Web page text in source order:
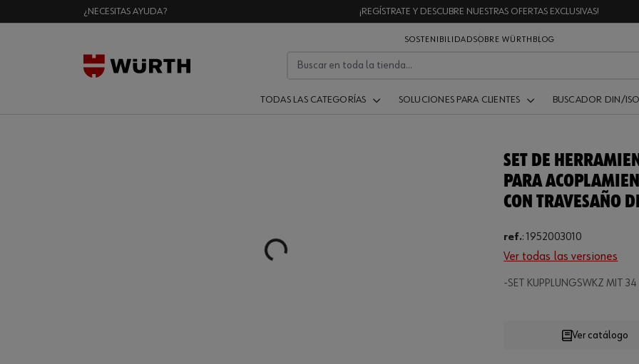
¿NECESITAS AYUDA? ¡REGÍSTRATE Y DESCUBRE NUESTRAS OFERTAS EXCLUSIVAS!
SOSTENIBILIDADSOBRE WÜRTH BLOG
TODAS LAS CATEGORÍAS SOLUCIONES PARA CLIENTES BUSCADOR DIN/ISO
Loading...
SET DE
PARA
CON TRAVESAÑO
ref.:1952003010
Ver todas las versiones
-SET KUPPLUNGSWKZ MIT 34
Ver catálogo